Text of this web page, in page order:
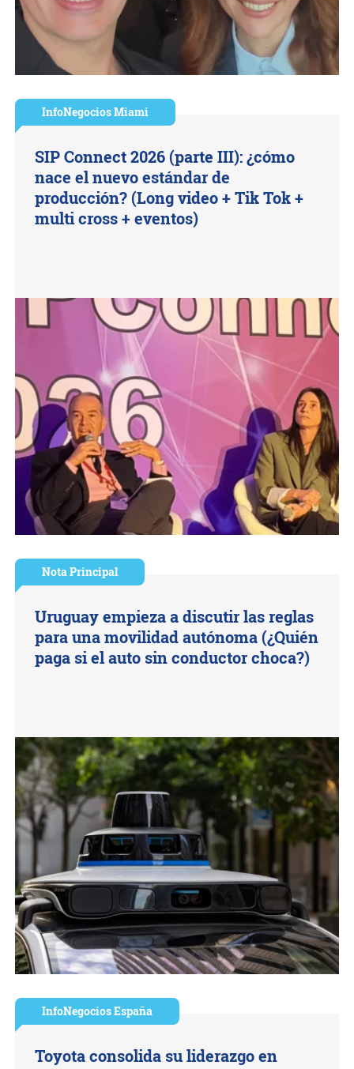
InfoNegocios Miami
SIP Connect 2026 (parte III): ¿cómo
nace el nuevo estándar de
producción? (Long video + Tik Tok +
multi cross + eventos)
Nota Principal
Uruguay empieza a discutir las reglas
para una movilidad autónoma (¿Quién
paga si el auto sin conductor choca?)
InfoNegocios España
Toyota consolida su liderazgo en